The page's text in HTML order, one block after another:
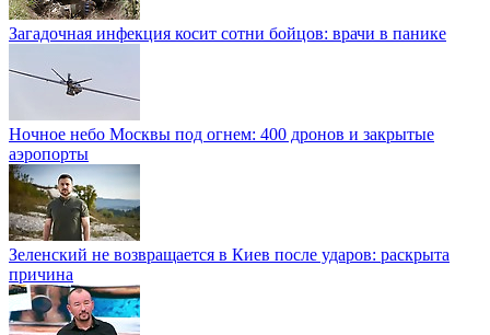
Загадочная инфекция косит сотни бойцов: врачи в панике
Ночное небо Москвы под огнем: 400 дронов и закрытые
аэропорты
Зеленский не возвращается в Киев после ударов: раскрыта
причина